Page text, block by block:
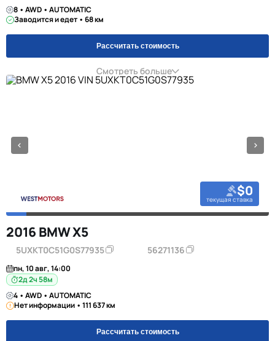
8 • AWD • AUTOMATIC
Заводится и едет • 68 км
Рассчитать стоимость
Смотреть больше
$0
текущая ставка
2016 BMW X5
5UXKT0C51G0S77935 56271136
пн, 10 авг, 14:00
2д 2ч 58м
4 • AWD • AUTOMATIC
Нет информации • 111 637 км
Рассчитать стоимость